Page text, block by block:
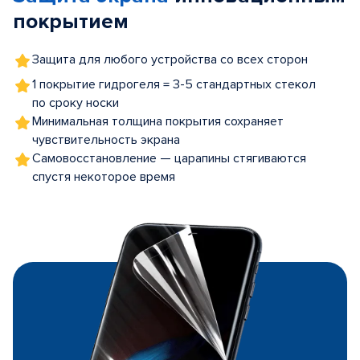
покрытием
Защита для любого устройства со всех сторон
1 покрытие гидрогеля = 3-5 стандартных стекол
по сроку носки
Минимальная толщина покрытия сохраняет
чувствительность экрана
Самовосстановление — царапины стягиваются
спустя некоторое время